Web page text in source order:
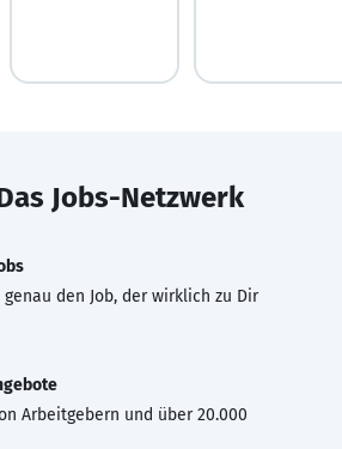
Jobs-Netzwerk
genau den Job, der wirklich zu Dir
Arbeitgebern und über 20.000